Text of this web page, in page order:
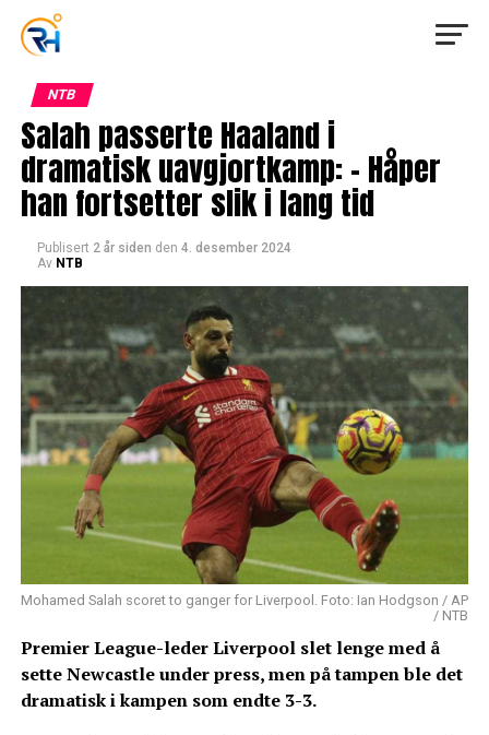
NTB
Salah passerte Haaland i
dramatisk uavgjortkamp: – Håper
han fortsetter slik i lang tid
Publisert 2 år siden den 4. desember 2024
Av NTB
Mohamed Salah scoret to ganger for Liverpool. Foto: Ian Hodgson / AP
/ NTB
Premier League-leder Liverpool slet lenge med å
sette Newcastle under press, men på tampen ble det
dramatisk i kampen som endte 3-3.